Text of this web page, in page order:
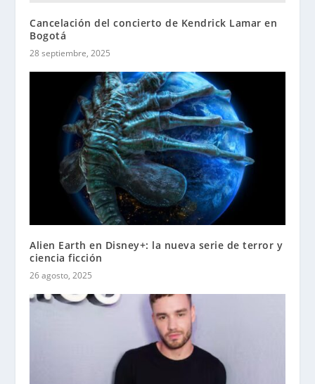
Cancelación del concierto de Kendrick Lamar en
Bogotá
28 septiembre, 2025
Alien Earth en Disney+: la nueva serie de terror y
ciencia ficción
26 agosto, 2025